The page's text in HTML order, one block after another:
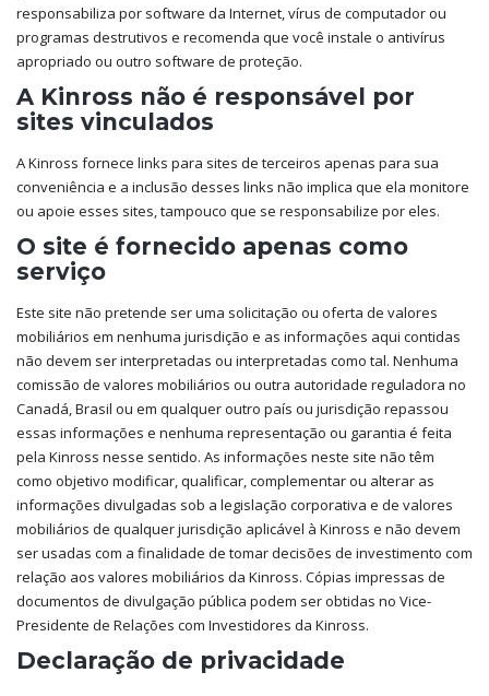
responsabiliza por software da Internet, vírus de computador ou
programas destrutivos e recomenda que você instale o antivírus
apropriado ou outro software de proteção.
A Kinross não é responsável por
sites vinculados
A Kinross fornece links para sites de terceiros apenas para sua
conveniência e a inclusão desses links não implica que ela monitore
ou apoie esses sites, tampouco que se responsabilize por eles.
O site é fornecido apenas como
serviço
Este site não pretende ser uma solicitação ou oferta de valores
mobiliários em nenhuma jurisdição e as informações aqui contidas
não devem ser interpretadas ou interpretadas como tal. Nenhuma
comissão de valores mobiliários ou outra autoridade reguladora no
Canadá, Brasil ou em qualquer outro país ou jurisdição repassou
essas informações e nenhuma representação ou garantia é feita
pela Kinross nesse sentido. As informações neste site não têm
como objetivo modificar, qualificar, complementar ou alterar as
informações divulgadas sob a legislação corporativa e de valores
mobiliários de qualquer jurisdição aplicável à Kinross e não devem
ser usadas com a finalidade de tomar decisões de investimento com
relação aos valores mobiliários da Kinross. Cópias impressas de
documentos de divulgação pública podem ser obtidas no Vice-
Presidente de Relações com Investidores da Kinross.
Declaração de privacidade